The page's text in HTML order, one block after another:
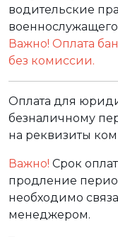
водительские
Важно! Оплата
без комиссии.
Оплата для
безналичному
на реквизиты
Важно! Срок
продление
необходимо
менеджером.